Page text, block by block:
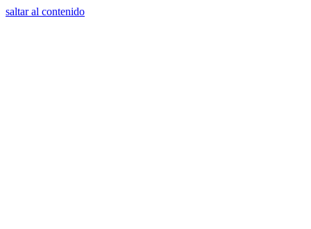
saltar al contenido